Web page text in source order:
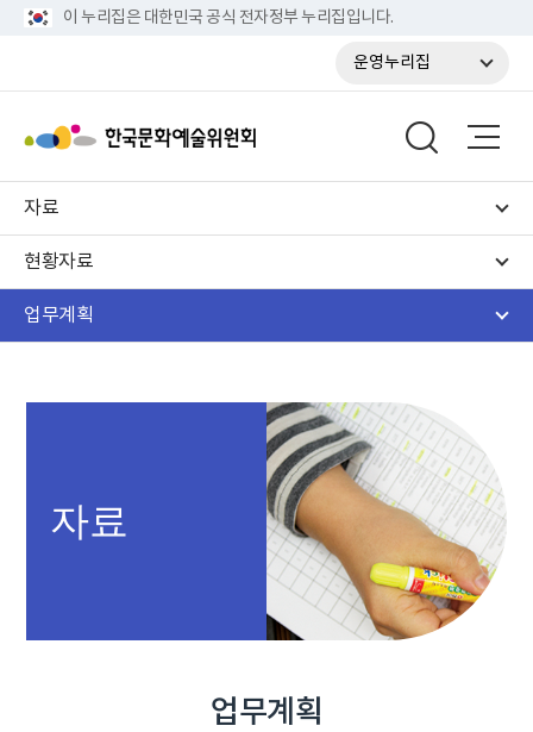
이 누리집은 대한민국 공식 전자정부 누리집입니다.
운영누리집
자료
현황자료
업무계획
자료
업무계획